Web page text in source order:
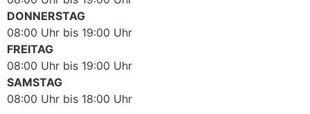
DONNERSTAG
08:00 Uhr bis 19:00 Uhr
FREITAG
08:00 Uhr bis 19:00 Uhr
SAMSTAG
08:00 Uhr bis 18:00 Uhr